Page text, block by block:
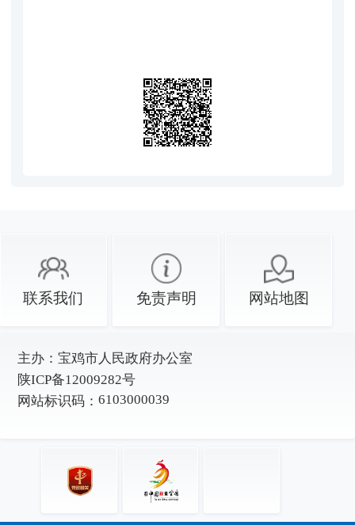
联系我们 免责声明 网站地图
主办： 宝鸡市人民政府办公室
陕ICP备12009282号
网站标识码： 6103000039